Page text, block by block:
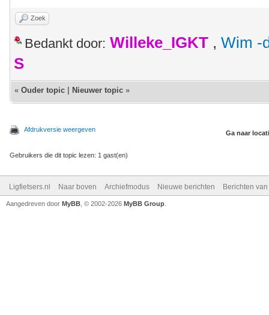
Zoek
Bedankt door: Willeke_IGKT , Wim -
S
« Ouder topic Nieuwer topic »
Afdrukversie weergeven Ga naar
Gebruikers die dit topic lezen: 1 gast(en)
Ligfietsers.nl Naar boven Archiefmodus Nieuwe berichten Berichten
Aangedreven door MyBB , © 2002-2026 MyBB Group